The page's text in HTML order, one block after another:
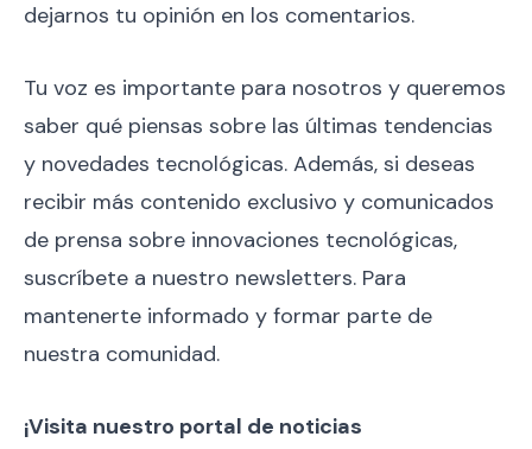
dejarnos tu opinión en los comentarios.
Tu voz es importante para nosotros y queremos
saber qué piensas sobre las últimas tendencias
y novedades tecnológicas. Además, si deseas
recibir más contenido exclusivo y comunicados
de prensa sobre innovaciones tecnológicas,
suscríbete a nuestro newsletters. Para
mantenerte informado y formar parte de
nuestra comunidad.
¡Visita nuestro portal de noticias